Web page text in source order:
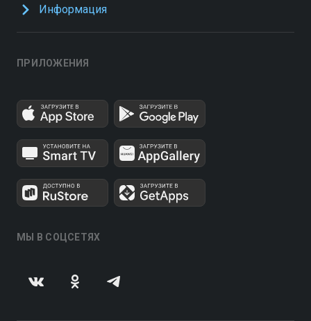
Информация
ПРИЛОЖЕНИЯ
МЫ В СОЦСЕТЯХ